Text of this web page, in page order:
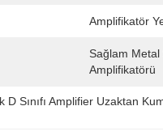
Amplifikatör
Sağlam Metal
Amplifikatörü
D Sınıfı Amplifier Uzaktan